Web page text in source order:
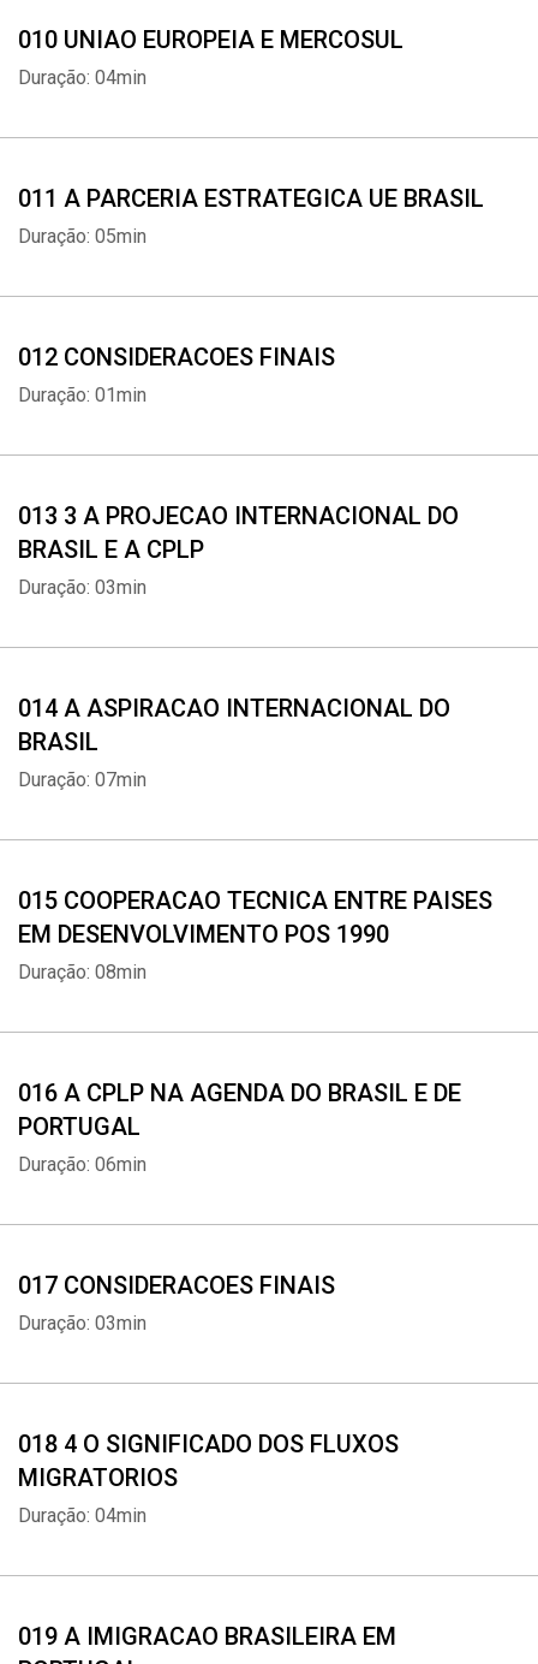
010 UNIAO EUROPEIA E MERCOSUL
Duração: 04min
011 A PARCERIA ESTRATEGICA UE BRASIL
Duração: 05min
012 CONSIDERACOES FINAIS
Duração: 01min
013 3 A PROJECAO INTERNACIONAL DO
BRASIL E A CPLP
Duração: 03min
014 A ASPIRACAO INTERNACIONAL DO
BRASIL
Duração: 07min
015 COOPERACAO TECNICA ENTRE PAISES
EM DESENVOLVIMENTO POS 1990
Duração: 08min
016 A CPLP NA AGENDA DO BRASIL E DE
PORTUGAL
Duração: 06min
017 CONSIDERACOES FINAIS
Duração: 03min
018 4 O SIGNIFICADO DOS FLUXOS
MIGRATORIOS
Duração: 04min
019 A IMIGRACAO BRASILEIRA EM
Whatsapp